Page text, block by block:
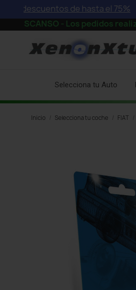
de hasta el 75%
- Los pedidos
Selecciona tu Auto
Inicio Selecciona tu coche FIAT